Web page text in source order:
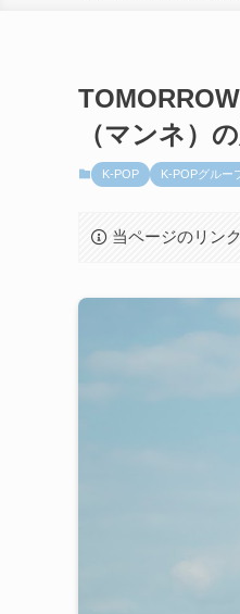
（マンネ）
K-POP K-POPグルー
当ページのリン